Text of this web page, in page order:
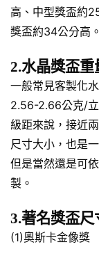
高、中型獎盃約
獎盃約34公分高。
2.水晶獎盃重
一般常見客製化
2.56-2.66公克/
級距來說，接近
尺寸大小，也是
但是當然還是可
製。
3.著名獎盃尺
(1)奧斯卡金像獎